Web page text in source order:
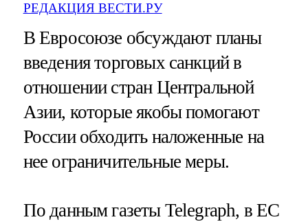
РЕДАКЦИЯ ВЕСТИ.РУ
В Евросоюзе обсуждают планы
введения торговых санкций в
отношении стран Центральной
Азии, которые якобы помогают
России обходить наложенные на
нее ограничительные меры.
По данным газеты Telegraph, в ЕС